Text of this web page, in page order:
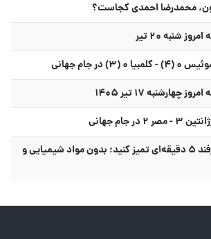
محمدرضا احمدی کجاست؟
شنبه ۲۰ تیر
در جام جهانی
۱۷ تیر ۱۴۰۵
جام جهانی
مایکروویو را با این ترفند ۵ دقیقه‌ای تمیز کنید؛ بدون مواد شیمیایی و